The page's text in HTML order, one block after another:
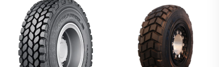
CAMION